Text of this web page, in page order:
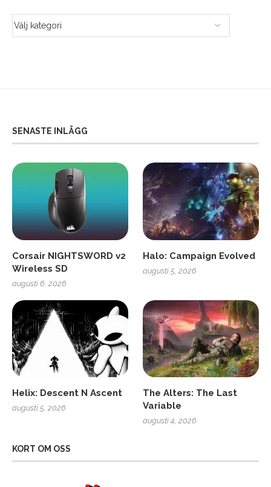
SENASTE INLÄGG
Corsair NIGHTSWORD v2
Wireless SD
augusti 6, 2026
Halo: Campaign Evolved
augusti 5, 2026
Helix: Descent N Ascent
augusti 5, 2026
The Alters: The Last
Variable
augusti 4, 2026
KORT OM OSS